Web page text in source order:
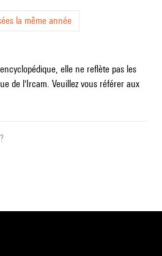
la même année
elle ne reflète pas les
de l'Ircam. Veuillez vous référer aux